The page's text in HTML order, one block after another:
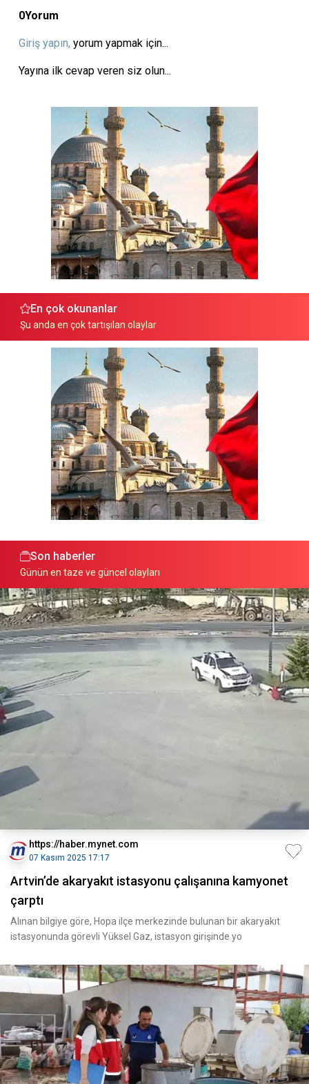
0Yorum
Giriş yapın, yorum yapmak için...
Yayına ilk cevap veren siz olun...
En çok okunanlar
Şu anda en çok tartışılan olaylar
Son haberler
Günün en taze ve güncel olayları
https://haber.mynet.com
07 Kasım 2025 17:17
Artvin’de akaryakıt istasyonu çalışanına kamyonet
çarptı
Alınan bilgiye göre, Hopa ilçe merkezinde bulunan bir akaryakıt
istasyonunda görevli Yüksel Gaz, istasyon girişinde yo